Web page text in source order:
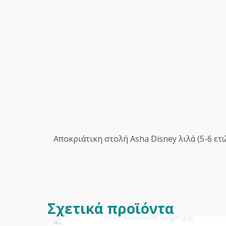
Αποκριάτικη στολή Asha Disney λιλά (5-6
Σχετικά προϊόντα